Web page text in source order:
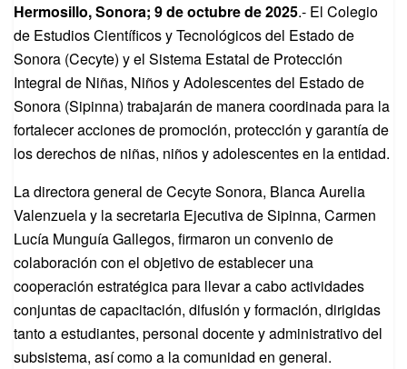
Hermosillo, Sonora; 9 de octubre de 2025.- El Colegio
de Estudios Científicos y Tecnológicos del Estado de
Sonora (Cecyte) y el Sistema Estatal de Protección
Integral de Niñas, Niños y Adolescentes del Estado de
Sonora (Sipinna) trabajarán de manera coordinada para la
fortalecer acciones de promoción, protección y garantía de
los derechos de niñas, niños y adolescentes en la entidad.
La directora general de Cecyte Sonora, Blanca Aurelia
Valenzuela y la secretaria Ejecutiva de Sipinna, Carmen
Lucía Munguía Gallegos, firmaron un convenio de
colaboración con el objetivo de establecer una
cooperación estratégica para llevar a cabo actividades
conjuntas de capacitación, difusión y formación, dirigidas
tanto a estudiantes, personal docente y administrativo del
subsistema, así como a la comunidad en general.